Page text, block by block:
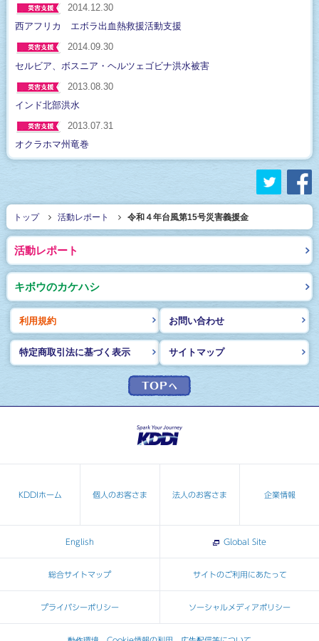
2014.12.30
西アフリカ エボラ出血熱救援活動支援
2014.09.30
セルビア、ボスニア・ヘルツェゴビナ洪水被害
2013.08.30
インド北部洪水
2013.07.31
オクラホマ州竜巻
twitter
トップ 活動レポート 令和４年台風第15号災害義援金
活動レポート
キボウのカケハシ
利用規約 お問い合わせ
特定商取引法に基づく表示 サイトマップ
KDDIホーム 個人のお客さま 法人のお客さま 企業情報
English Global Site
総合サイトマップ サイトのご利用にあたって
プライバシーポリシー ソーシャルメディアポリシー